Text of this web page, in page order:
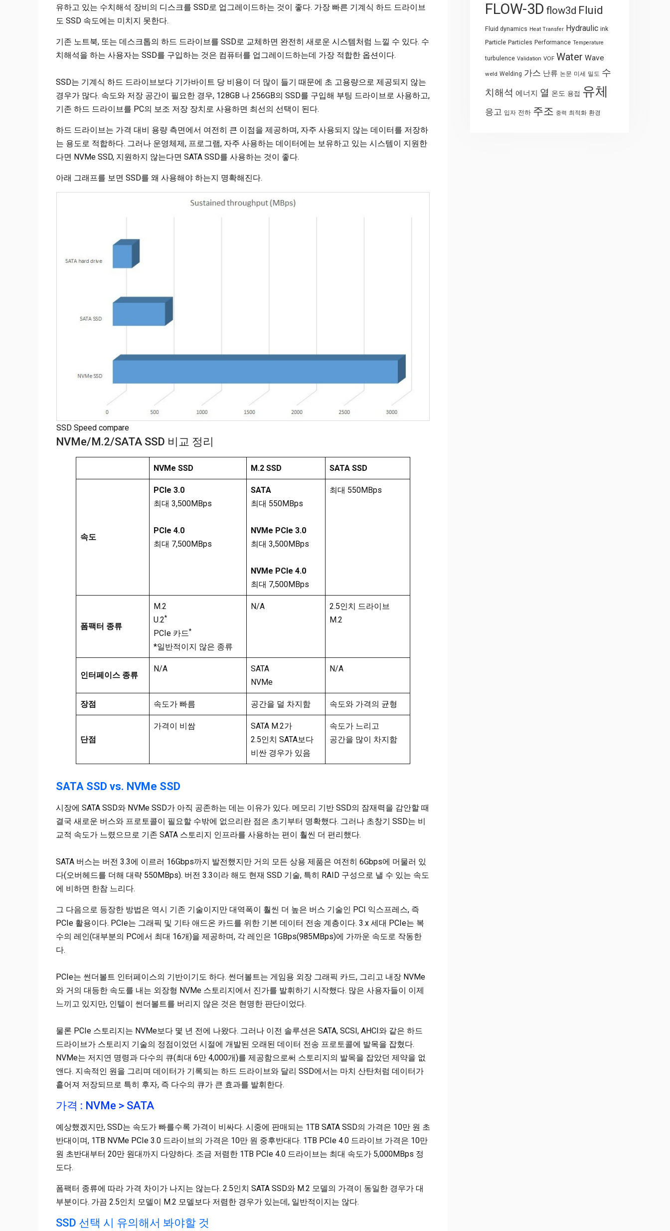
유하고 있는 수치해석 장비의 디스크를 SSD로 업그레이드하는 것이 좋다. 가장 빠른 기계식 하드 드라이브
도 SSD 속도에는 미치지 못한다.
기존 노트북, 또는 데스크톱의 하드 드라이브를 SSD로 교체하면 완전히 새로운 시스템처럼 느낄 수 있다. 수
치해석을 하는 사용자는 SSD를 구입하는 것은 컴퓨터를 업그레이드하는데 가장 적합한 옵션이다.
SSD는 기계식 하드 드라이브보다 기가바이트 당 비용이 더 많이 들기 때문에 초 고용량으로 제공되지 않는
경우가 많다. 속도와 저장 공간이 필요한 경우, 128GB 나 256GB의 SSD를 구입해 부팅 드라이브로 사용하고,
기존 하드 드라이브를 PC의 보조 저장 장치로 사용하면 최선의 선택이 된다.
하드 드라이브는 가격 대비 용량 측면에서 여전히 큰 이점을 제공하며, 자주 사용되지 않는 데이터를 저장하
는 용도로 적합하다. 그러나 운영체제, 프로그램, 자주 사용하는 데이터에는 보유하고 있는 시스템이 지원한
다면 NVMe SSD, 지원하지 않는다면 SATA SSD를 사용하는 것이 좋다.
아래 그래프를 보면 SSD를 왜 사용해야 하는지 명확해진다.
SSD Speed compare
NVMe/M.2/SATA SSD 비교 정리
NVMe SSD M.2 SSD SATA SSD
속도
PCIe 3.0
최대 3,500MBps
PCIe 4.0
최대 7,500MBps
SATA
최대 550MBps
NVMe PCIe 3.0
최대 3,500MBps
NVMe PCIe 4.0
최대 7,500MBps
최대 550MBps
폼팩터 종류
M.2
U.2*
PCIe 카드*
*일반적이지 않은 종류
N/A
2.5인치 드라이브
M.2
인터페이스 종류
N/A
SATA
NVMe
N/A
장점 속도가 빠름 공간을 덜 차지함 속도와 가격의 균형
단점
가격이 비쌈
SATA M.2가
2.5인치 SATA보다
비싼 경우가 있음
속도가 느리고
공간을 많이 차지함
SATA SSD vs. NVMe SSD
시장에 SATA SSD와 NVMe SSD가 아직 공존하는 데는 이유가 있다. 메모리 기반 SSD의 잠재력을 감안할 때
결국 새로운 버스와 프로토콜이 필요할 수밖에 없으리란 점은 초기부터 명확했다. 그러나 초창기 SSD는 비
교적 속도가 느렸으므로 기존 SATA 스토리지 인프라를 사용하는 편이 훨씬 더 편리했다.
SATA 버스는 버전 3.3에 이르러 16Gbps까지 발전했지만 거의 모든 상용 제품은 여전히 6Gbps에 머물러 있
다(오버헤드를 더해 대략 550MBps). 버전 3.3이라 해도 현재 SSD 기술, 특히 RAID 구성으로 낼 수 있는 속도
에 비하면 한참 느리다.
그 다음으로 등장한 방법은 역시 기존 기술이지만 대역폭이 훨씬 더 높은 버스 기술인 PCI 익스프레스, 즉
PCIe 활용이다. PCIe는 그래픽 및 기타 애드온 카드를 위한 기본 데이터 전송 계층이다. 3.x 세대 PCIe는 복
수의 레인(대부분의 PC에서 최대 16개)을 제공하며, 각 레인은 1GBps(985MBps)에 가까운 속도로 작동한
다.
PCIe는 썬더볼트 인터페이스의 기반이기도 하다. 썬더볼트는 게임용 외장 그래픽 카드, 그리고 내장 NVMe
와 거의 대등한 속도를 내는 외장형 NVMe 스토리지에서 진가를 발휘하기 시작했다. 많은 사용자들이 이제
느끼고 있지만, 인텔이 썬더볼트를 버리지 않은 것은 현명한 판단이었다.
물론 PCIe 스토리지는 NVMe보다 몇 년 전에 나왔다. 그러나 이전 솔루션은 SATA, SCSI, AHCI와 같은 하드
드라이브가 스토리지 기술의 정점이었던 시절에 개발된 오래된 데이터 전송 프로토콜에 발목을 잡혔다.
NVMe는 저지연 명령과 다수의 큐(최대 6만 4,000개)를 제공함으로써 스토리지의 발목을 잡았던 제약을 없
앤다. 지속적인 원을 그리며 데이터가 기록되는 하드 드라이브와 달리 SSD에서는 마치 산탄처럼 데이터가
흩어져 저장되므로 특히 후자, 즉 다수의 큐가 큰 효과를 발휘한다.
가격 : NVMe > SATA
예상했겠지만, SSD는 속도가 빠를수록 가격이 비싸다. 시중에 판매되는 1TB SATA SSD의 가격은 10만 원 초
반대이며, 1TB NVMe PCIe 3.0 드라이브의 가격은 10만 원 중후반대다. 1TB PCIe 4.0 드라이브 가격은 10만
원 초반대부터 20만 원대까지 다양하다. 조금 저렴한 1TB PCIe 4.0 드라이브는 최대 속도가 5,000MBps 정
도다.
폼팩터 종류에 따라 가격 차이가 나지는 않는다. 2.5인치 SATA SSD와 M.2 모델의 가격이 동일한 경우가 대
부분이다. 가끔 2.5인치 모델이 M.2 모델보다 저렴한 경우가 있는데, 일반적이지는 않다.
SSD 선택 시 유의해서 봐야할 것
FLOW-3D flow3d Fluid
Fluid dynamics Heat Transfer Hydraulic ink
Particle Particles Performance Temperature
turbulence Validation VOF Water Wave
weld Welding 가스 난류 논문 미세 밀도 수
치해석 에너지 열 온도 용접 유체
응고 입자 전하 주조 중력 최적화 환경